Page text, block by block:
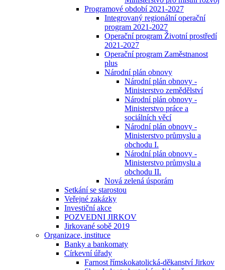
Programové období 2021-2027
Integrovaný regionální operační
program 2021-2027
Operační program Životní prostředí
2021-2027
Operační program Zaměstnanost
plus
Národní plán obnovy
Národní plán obnovy -
Ministerstvo zemědělství
Národní plán obnovy -
Ministerstvo práce a
sociálních věcí
Národní plán obnovy -
Ministerstvo průmyslu a
obchodu I.
Národní plán obnovy -
Ministerstvo průmyslu a
obchodu II.
Nová zelená úsporám
Setkání se starostou
Veřejné zakázky
Investiční akce
POZVEDNI JIRKOV
Jirkované sobě 2019
Organizace, instituce
Banky a bankomaty
Církevní úřady
Farnost římskokatolická-děkanství Jirkov